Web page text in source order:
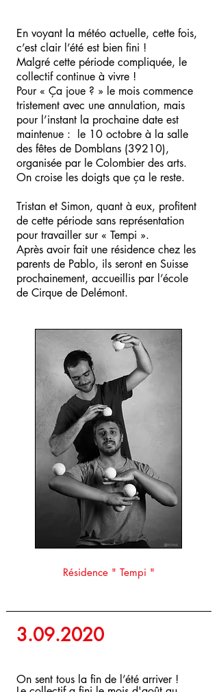
En voyant la météo actuelle, cette fois,
c’est clair l’été est bien fini !
Malgré cette période compliquée, le
collectif continue à vivre !
Pour « Ça joue ? » le mois commence
tristement avec une annulation, mais
pour l’instant la prochaine date est
maintenue : le 10 octobre à la salle
des fêtes de Domblans (39210),
organisée par le Colombier des arts.
On croise les doigts que ça le reste.
Tristan et Simon, quant à eux, profitent
de cette période sans représentation
pour travailler sur « Tempi ».
Après avoir fait une résidence chez les
parents de Pablo, ils seront en Suisse
prochainement, accueillis par l’école
de Cirque de Delémont.
Résidence " Tempi "
3.09.2020
On sent tous la fin de l’été arriver !